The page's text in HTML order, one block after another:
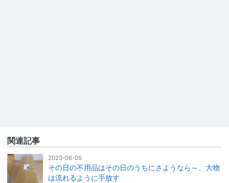
関連記事
2023-06-05
その日の不用品はその日のうちにさようなら～、大物
は流れるように手放す